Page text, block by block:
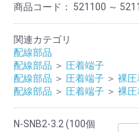
商品コード： 521100 ～
関連カテゴリ
配線部品
配線部品 ＞ 圧着端子
配線部品 ＞ 圧着端子 ＞ 裸圧
配線部品 ＞ 圧着端子 ＞ 裸圧
N-SNB2-3.2 (100個